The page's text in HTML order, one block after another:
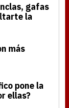
gafas
la
más
pone la
ellas?